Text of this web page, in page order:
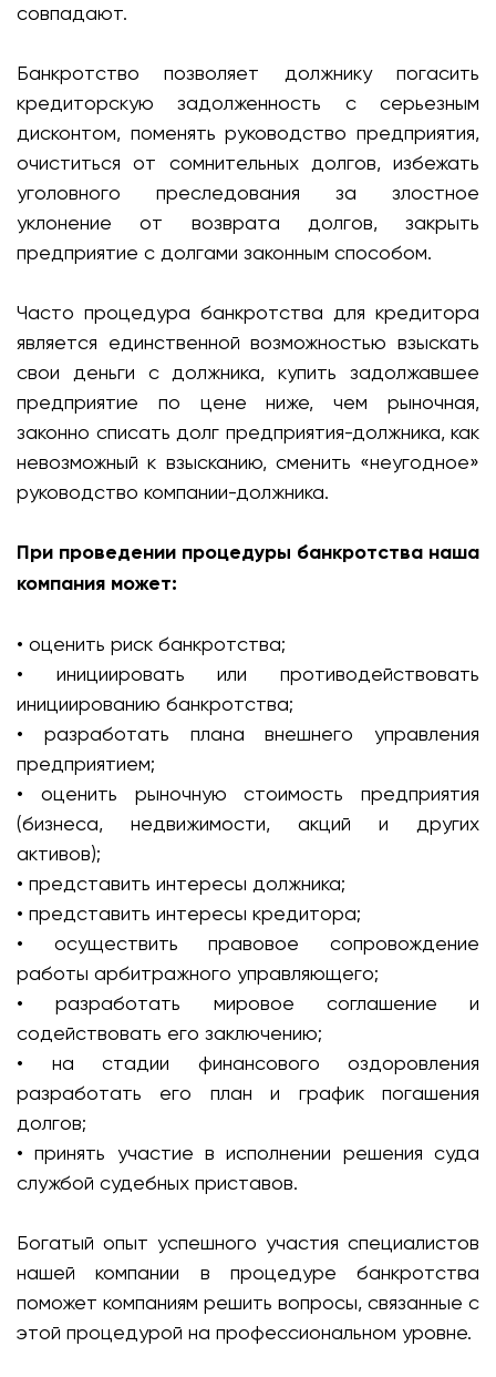
совпадают.
Банкротство позволяет должнику погасить
кредиторскую задолженность с серьезным
дисконтом, поменять руководство предприятия,
очиститься от сомнительных долгов, избежать
уголовного преследования за злостное
уклонение от возврата долгов, закрыть
предприятие с долгами законным способом.
Часто процедура банкротства для кредитора
является единственной возможностью взыскать
свои деньги с должника, купить задолжавшее
предприятие по цене ниже, чем рыночная,
законно списать долг предприятия-должника, как
невозможный к взысканию, сменить «неугодное»
руководство компании-должника.
При проведении процедуры банкротства наша
компания может:
• оценить риск банкротства;
• инициировать или противодействовать
инициированию банкротства;
• разработать плана внешнего управления
предприятием;
• оценить рыночную стоимость предприятия
(бизнеса, недвижимости, акций и других
активов);
• представить интересы должника;
• представить интересы кредитора;
• осуществить правовое сопровождение
работы арбитражного управляющего;
• разработать мировое соглашение и
содействовать его заключению;
• на стадии финансового оздоровления
разработать его план и график погашения
долгов;
• принять участие в исполнении решения суда
службой судебных приставов.
Богатый опыт успешного участия специалистов
нашей компании в процедуре банкротства
поможет компаниям решить вопросы, связанные с
этой процедурой на профессиональном уровне.